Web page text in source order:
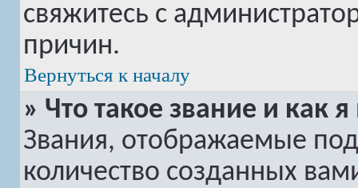
свяжитесь с
причин.
Вернуться к началу
» Что такое звание и как
Звания, отображаемые
количество созданных